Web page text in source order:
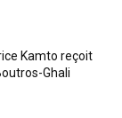
Kamto reçoit
Ghali